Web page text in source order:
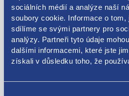
sociálních médií a analýze naší
soubory cookie. Informace o tom,
sdílíme se svými partnery pro
analýzy. Partneři tyto údaje
dalšími informacemi, které jste
získali v důsledku toho, že
Kódy produktu
1K6839408F 1K6839408B